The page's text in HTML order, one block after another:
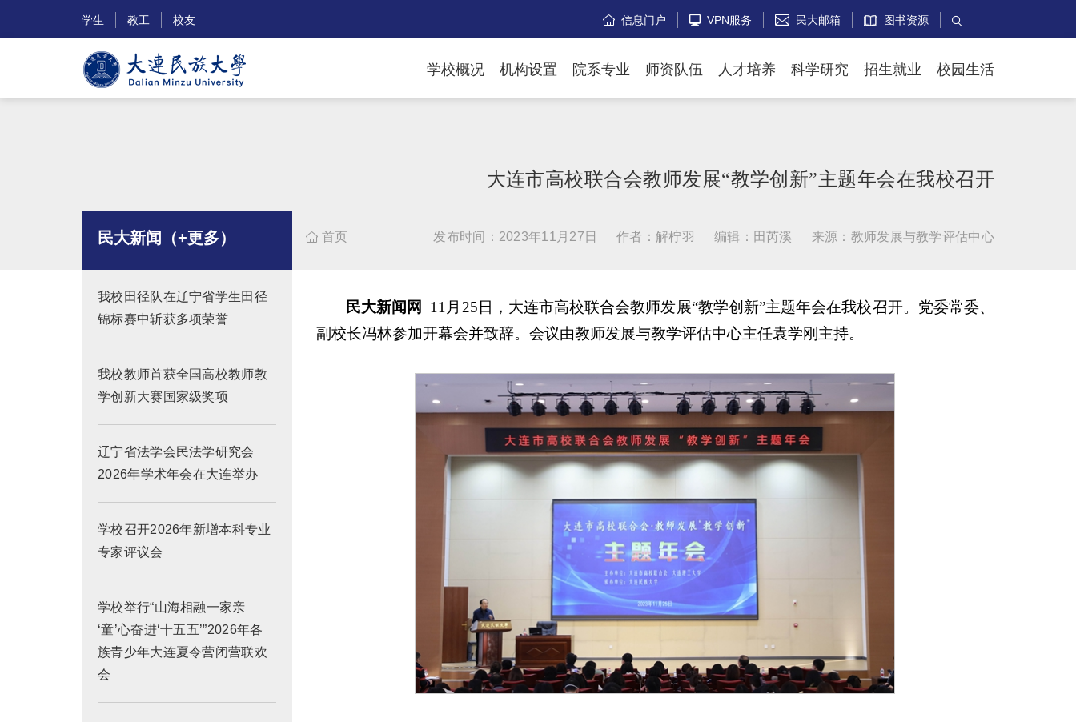
学生 教工 校友  信息门户  VPN服务  民大邮箱 图书资源 
学校概况 机构设置 院系专业 师资队伍 人才培养 科学研究 招生就业 校园生活
大连市高校联合会教师发展“教学创新”主题年会在我校召开
 首页 发布时间：2023年11月27日 作者：解柠羽 编辑：田芮溪 来源：教师发展与教学评估中心
民大新闻（+更多）
我校田径队在辽宁省学生田径
锦标赛中斩获多项荣誉
我校教师首获全国高校教师教
学创新大赛国家级奖项
辽宁省法学会民法学研究会
2026年学术年会在大连举办
学校召开2026年新增本科专业
专家评议会
学校举行“山海相融一家亲
‘童’心奋进‘十五五’”2026年各
族青少年大连夏令营闭营联欢
会
民大新闻网 11月25日，大连市高校联合会教师发展“教学创新”主题年会在我校召开。党委常委、
副校长冯林参加开幕会并致辞。会议由教师发展与教学评估中心主任袁学刚主持。